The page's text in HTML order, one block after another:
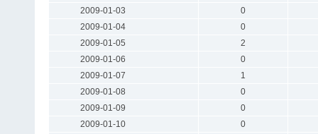
2009-01-03
0
2009-01-04
0
2009-01-05
2
2009-01-06
0
2009-01-07
1
2009-01-08
0
2009-01-09
0
2009-01-10
0